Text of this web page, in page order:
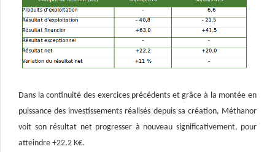
Dans la continuité des exercices précédents et grâce à la montée en
puissance des investissements réalisés depuis sa création, Méthanor
voit son résultat net progresser à nouveau significativement, pour
atteindre +22,2 K€.